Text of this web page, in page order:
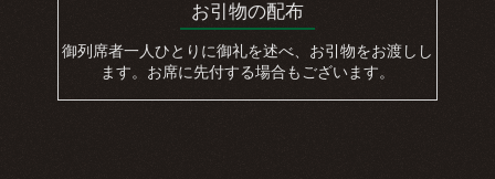
お引物の配布
御列席者一人ひとりに御礼を述べ、お引物をお渡しし
ます。お席に先付する場合もございます。